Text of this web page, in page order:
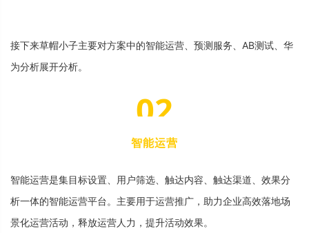
接下来草帽小子主要对方案中的智能运营 预测服务 AB测试
华
为分析展开分析。
02
智能运营
智能运营是集目标设置 用 户筛选 触达内容 触达渠道 效果分
析一体的智能运营平台。 主要用于运营推广 ， 助力企业高效落地场
景化运营活动 ， 释放运营人 力 ， 提升活动效果。